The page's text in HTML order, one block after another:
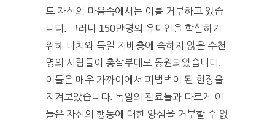
도 자신의 마음속에서는 이를 거부하고 있습
니다. 그러나 150만명의 유대인을 학살하기
위해 나치와 독일 지배층에 속하지 않은 수천
명의 사람들이 총살부대로 동원되었습니다.
이들은 매우 가까이에서 피범벅이 된 현장을
지켜보았습니다. 독일의 관료들과 다르게 이
들은 자신의 행동에 대한 양심을 거부할 수 없